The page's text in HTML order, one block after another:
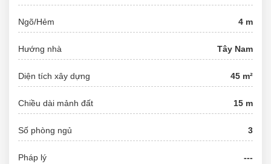
Ngõ/Hẻm 4 m
Hướng nhà Tây Nam
Diện tích xây dựng 45 m²
Chiều dài mảnh đất 15 m
Số phòng ngủ 3
Pháp lý ---